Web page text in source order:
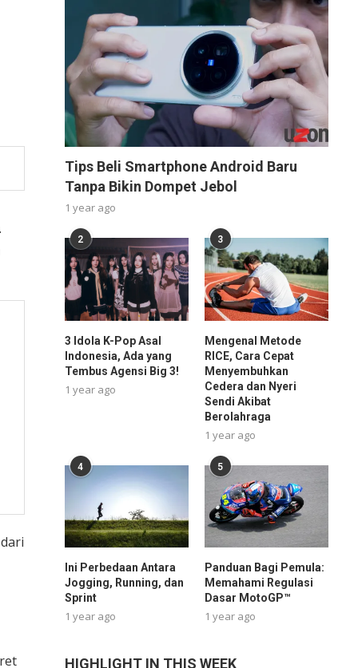
Tips Beli Smartphone Android Baru
Tanpa Bikin Dompet Jebol
1 year ago
2
3 Idola K-Pop Asal
Indonesia, Ada yang
Tembus Agensi Big 3!
1 year ago
3
Mengenal Metode
RICE, Cara Cepat
Menyembuhkan
Cedera dan Nyeri
Sendi Akibat
Berolahraga
1 year ago
4
Ini Perbedaan Antara
Jogging, Running, dan
Sprint
1 year ago
5
Panduan Bagi Pemula:
Memahami Regulasi
Dasar MotoGP™
1 year ago
HIGHLIGHT IN THIS WEEK